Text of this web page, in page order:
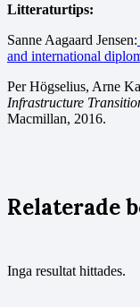
Litteraturtips:
Sanne Aagaard Jensen:
and international
Per Högselius, Arne
Infrastructure
Macmillan, 2016.
Relaterade
Inga resultat hittades.